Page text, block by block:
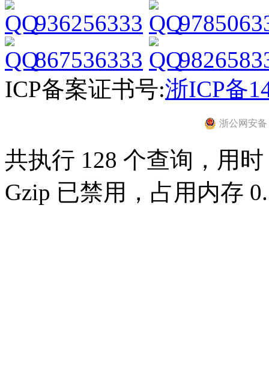
936256333
867536333
ICP备案证书号:浙ICP备
浙公网安备
共执行 128 个查询，用
Gzip 已禁用，占用内存